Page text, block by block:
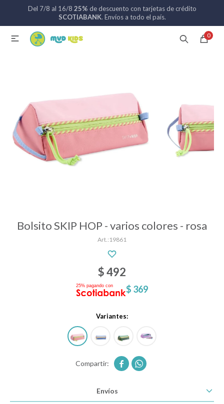
Del 7/8 al 16/8 25% de descuento con tarjetas de crédito
SCOTIABANK. Envíos a todo el país.
0

Bolsito SKIP HOP - varios colores - rosa
19861
$492
$ 369
Variantes:
 
Envíos
MI CUENTA
Catálogo Nuevos ingresos
Sillas de auto
Lactancia
Alimentación
Paseo y seguridad
Estimulación primera infancia